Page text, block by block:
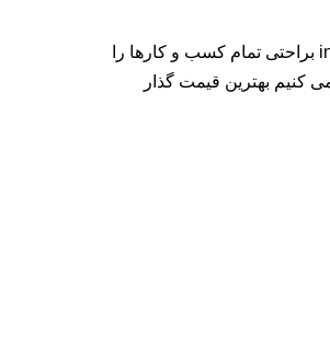
همینطور است شما با یک جستجوی ساده از طریق گوگل یا همینطور می توانید با استفاده از شبکه های اجتماعی مانند instagram, google, whatsapp براحتی تمام کسب و کارها را
کنیم بهترین قیمت گذار